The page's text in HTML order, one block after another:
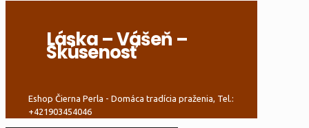
Láska – Vášeň –
Skúsenosť
Eshop Čierna Perla - Domáca tradícia praženia, Tel.:
+421903454046